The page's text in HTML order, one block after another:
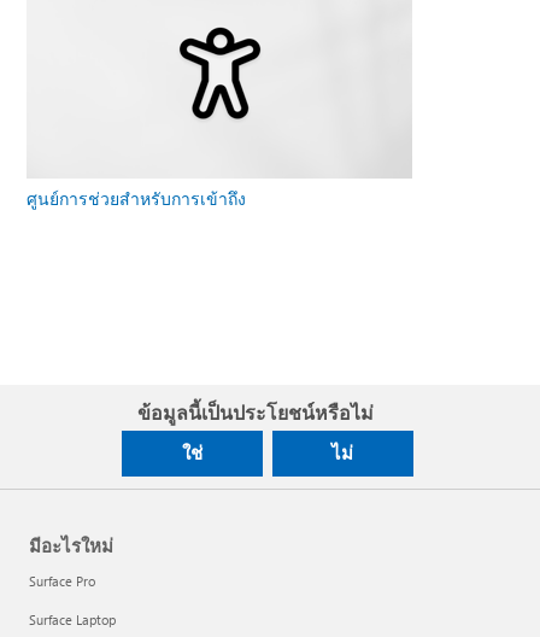
ศูนย์การช่วยสําหรับการเข้าถึง
ข้อมูลนี้เป็นประโยชน์หรือไม่
ใช่ ไม่
มีอะไรใหม่
Surface Pro
Surface Laptop